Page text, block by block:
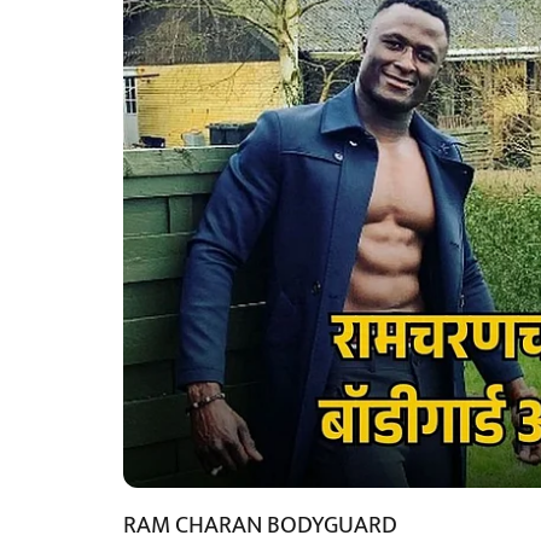
RAM CHARAN BODYGUARD